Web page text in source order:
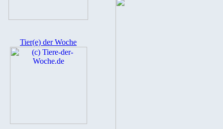
Tier(e) der Woche